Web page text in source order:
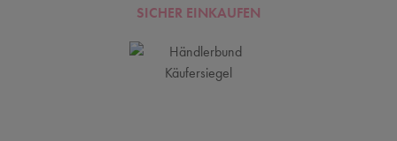
SICHER EINKAUFEN